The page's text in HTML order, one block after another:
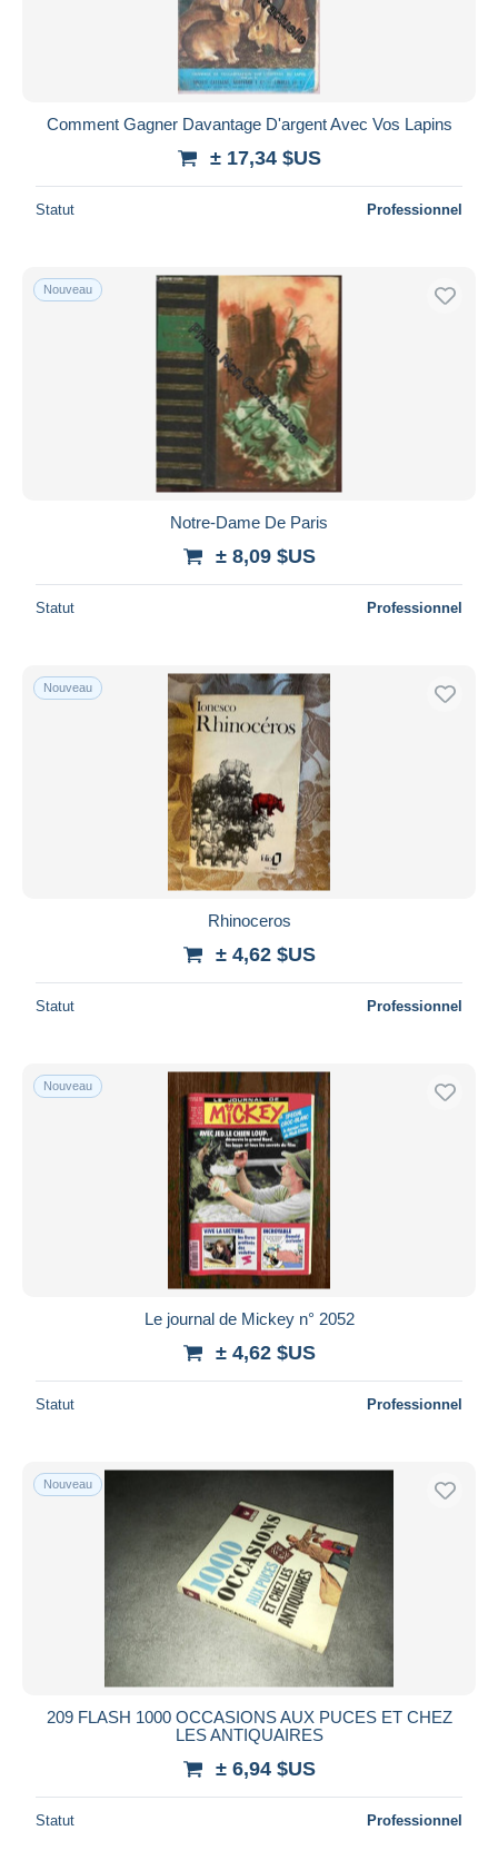
Comment Gagner Davantage D'argent Avec Vos Lapins
± 17,34 $US
Statut Professionnel
Nouveau
Notre-Dame De Paris
± 8,09 $US
Statut Professionnel
Nouveau
Rhinoceros
± 4,62 $US
Statut Professionnel
Nouveau
Le journal de Mickey n° 2052
± 4,62 $US
Statut Professionnel
Nouveau
209 FLASH 1000 OCCASIONS AUX PUCES ET CHEZ
LES ANTIQUAIRES
± 6,94 $US
Statut Professionnel